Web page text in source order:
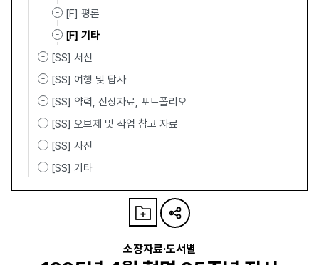
[F] 평론
[F] 기타
[SS] 서신
[SS] 여행 및 답사
[SS] 약력, 신상자료, 포트폴리오
[SS] 오브제 및 작업 참고 자료
[SS] 사진
[SS] 기타
소장자료·도서별